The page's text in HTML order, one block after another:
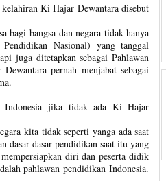
Ki Hajar Dewantara disebut
bagi bangsa dan negara tidak hanya
Nasional) yang tanggal
juga ditetapkan sebagai Pahlawan
pernah menjabat sebagai
Indonesia jika tidak ada Ki Hajar
kita tidak seperti yanga ada saat
dasar-dasar pendidikan saat itu yang
diri dan peserta didik
pahlawan pendidikan Indonesia.